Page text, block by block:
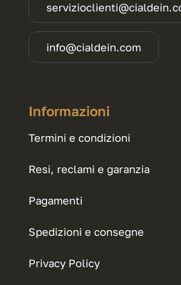
info@cialdein.com
Informazioni
Termini e condizioni
Resi, reclami e garanzia
Pagamenti
Spedizioni e consegne
Privacy Policy